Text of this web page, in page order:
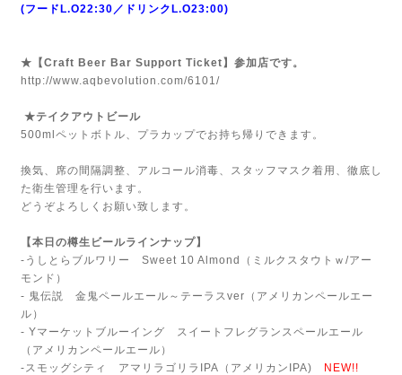
(フードL.O22:30／ドリンクL.O23:00)
★【Craft Beer Bar Support Ticket】参加店です。
http://www.aqbevolution.com/6101/
★テイクアウトビール
500mlペットボトル、プラカップでお持ち帰りできます。
換気、席の間隔調整、アルコール消毒、スタッフマスク着用、徹底し
た衛生管理を行います。
どうぞよろしくお願い致します。
【本日の樽生ビールラインナップ】
-うしとらブルワリー Sweet 10 Almond（ミルクスタウトｗ/アー
モンド）
- 鬼伝説 金鬼ペールエール～テーラスver（アメリカンペールエー
ル）
- Yマーケットブルーイング スイートフレグランスペールエール
（アメリカンペールエール）
-スモッグシティ アマリラゴリラIPA（アメリカンIPA)
NEW!!